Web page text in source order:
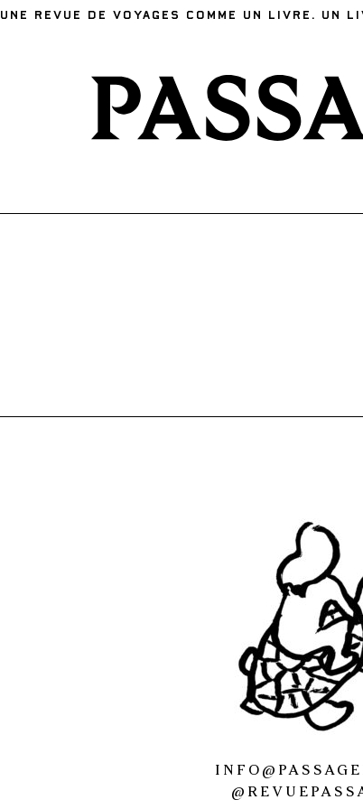
UNE REVUE DE VOYAGES COMME UN LIVRE. UN